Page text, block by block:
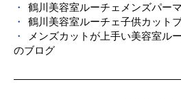
鶴川美容室ルーチェメンズパー
鶴川美容室ルーチェ子供カット
メンズカットが上手い美容室ル
のブログ